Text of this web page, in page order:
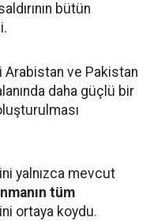
bütün
Arabistan ve Pakistan
daha güçlü bir
yalnızca mevcut
tüm
ortaya koydu.